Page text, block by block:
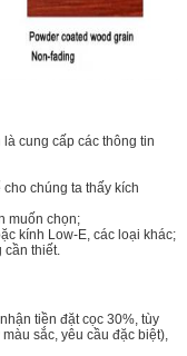
cung cấp các thông tin
chúng ta thấy kích
muốn chọn;
kính Low-E, các loại khác;
cần thiết.
tiền đặt cọc 30%, tùy
sắc, yêu cầu đặc biệt),